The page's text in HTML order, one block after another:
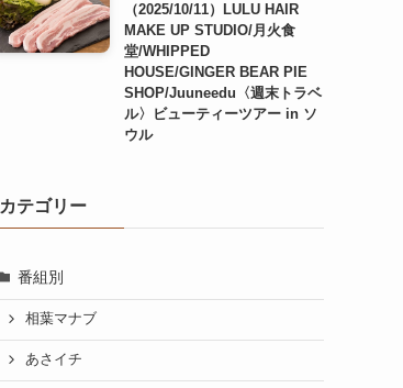
（2025/10/11）LULU HAIR
MAKE UP STUDIO/月火食
堂/WHIPPED
HOUSE/GINGER BEAR PIE
SHOP/Juuneedu〈週末トラベ
ル〉ビューティーツアー in ソ
ウル
カテゴリー
番組別
相葉マナブ
あさイチ